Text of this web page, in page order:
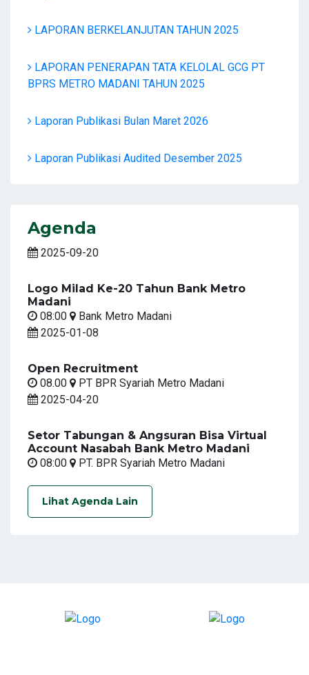
LAPORAN BERKELANJUTAN TAHUN 2025
LAPORAN PENERAPAN TATA KELOLAL GCG PT
BPRS METRO MADANI TAHUN 2025
Laporan Publikasi Bulan Maret 2026
Laporan Publikasi Audited Desember 2025
Agenda
2025-09-20
Logo Milad Ke-20 Tahun Bank Metro
Madani
08:00
Bank Metro Madani
2025-01-08
Open Recruitment
08.00
PT BPR Syariah Metro Madani
2025-04-20
Setor Tabungan & Angsuran Bisa Virtual
Account Nasabah Bank Metro Madani
08:00
PT. BPR Syariah Metro Madani
Lihat Agenda Lain